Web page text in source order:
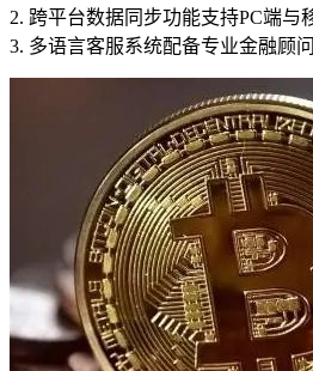
2. 跨平台数据同步功能支持PC端
3. 多语言客服系统配备专业金融顾